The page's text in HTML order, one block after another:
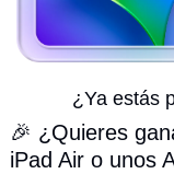
¿Ya estás
🎉 ¿Quieres
iPad Air o unos